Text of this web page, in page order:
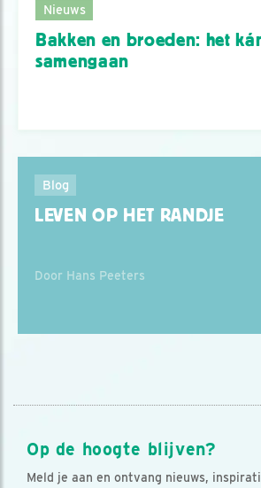
Nieuws
Bakken en broeden: het
samengaan
Blog
LEVEN OP HET RANDJE
Door Hans Peeters
Op de hoogte blijven?
Meld je aan en ontvang nieuws,